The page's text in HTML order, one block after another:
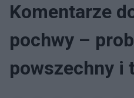
Komentarze
pochwy –
powszechny i